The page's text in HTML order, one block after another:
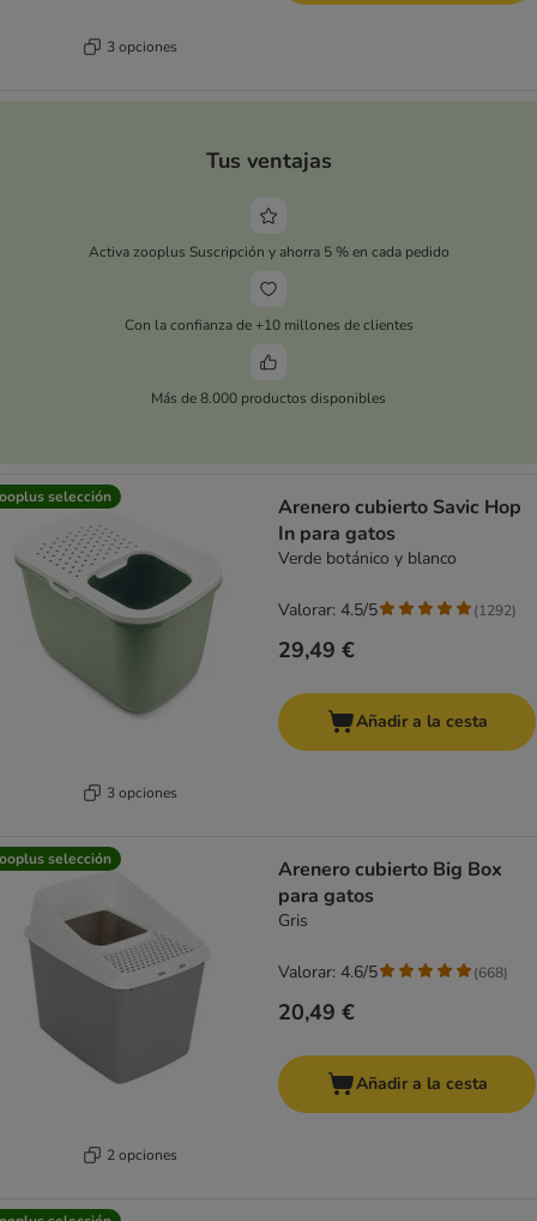
3 opciones
Tus ventajas
Activa zooplus Suscripción y ahorra 5 % en cada pedido
Con la confianza de +10 millones de clientes
Más de 8.000 productos disponibles
selección
3 opciones
Arenero cubierto Savic Hop
In para gatos
Verde botánico y blanco
29,49 €
Valorar: 4.5/5 (1292)
Añadir a la cesta
selección
2 opciones
Arenero cubierto Big Box
para gatos
Gris
20,49 €
Valorar: 4.6/5 (668)
Añadir a la cesta